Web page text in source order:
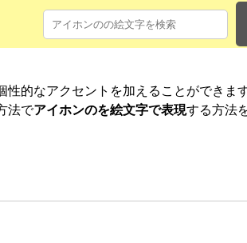
的なアクセントを加えることができま
法でアイホンのを絵文字で表現する方法